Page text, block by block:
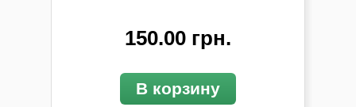
150.00 грн.
В корзину